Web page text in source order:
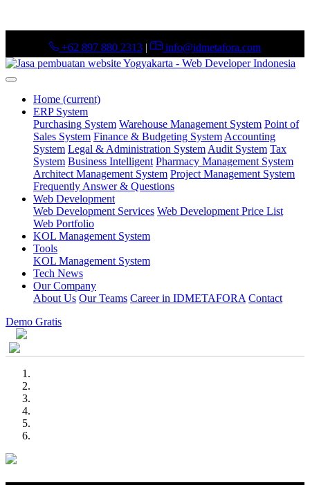
+62 897 880 2313 | info@idmetafora.com
Home (current)
ERP System
Purchasing System Warehouse Management System Point of
Sales System Finance & Budgeting System Accounting
System Legal & Administration System Audit System Tax
System Business Intelligent Pharmacy Management System
Architect Management System Project Management System
Frequently Answer & Questions
Web Development
Web Development Services Web Development Price List
Web Portfolio
KOL Management System
Tools
KOL Management System
Tech News
Our Company
About Us Our Teams Career in IDMETAFORA Contact
Demo Gratis